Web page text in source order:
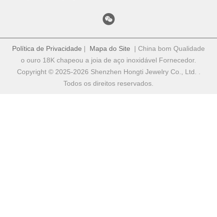
Política de Privacidade | Mapa do Site | China bom Qualidade
o ouro 18K chapeou a joia de aço inoxidável Fornecedor.
Copyright © 2025-2026 Shenzhen Hongti Jewelry Co., Ltd. .
Todos os direitos reservados.